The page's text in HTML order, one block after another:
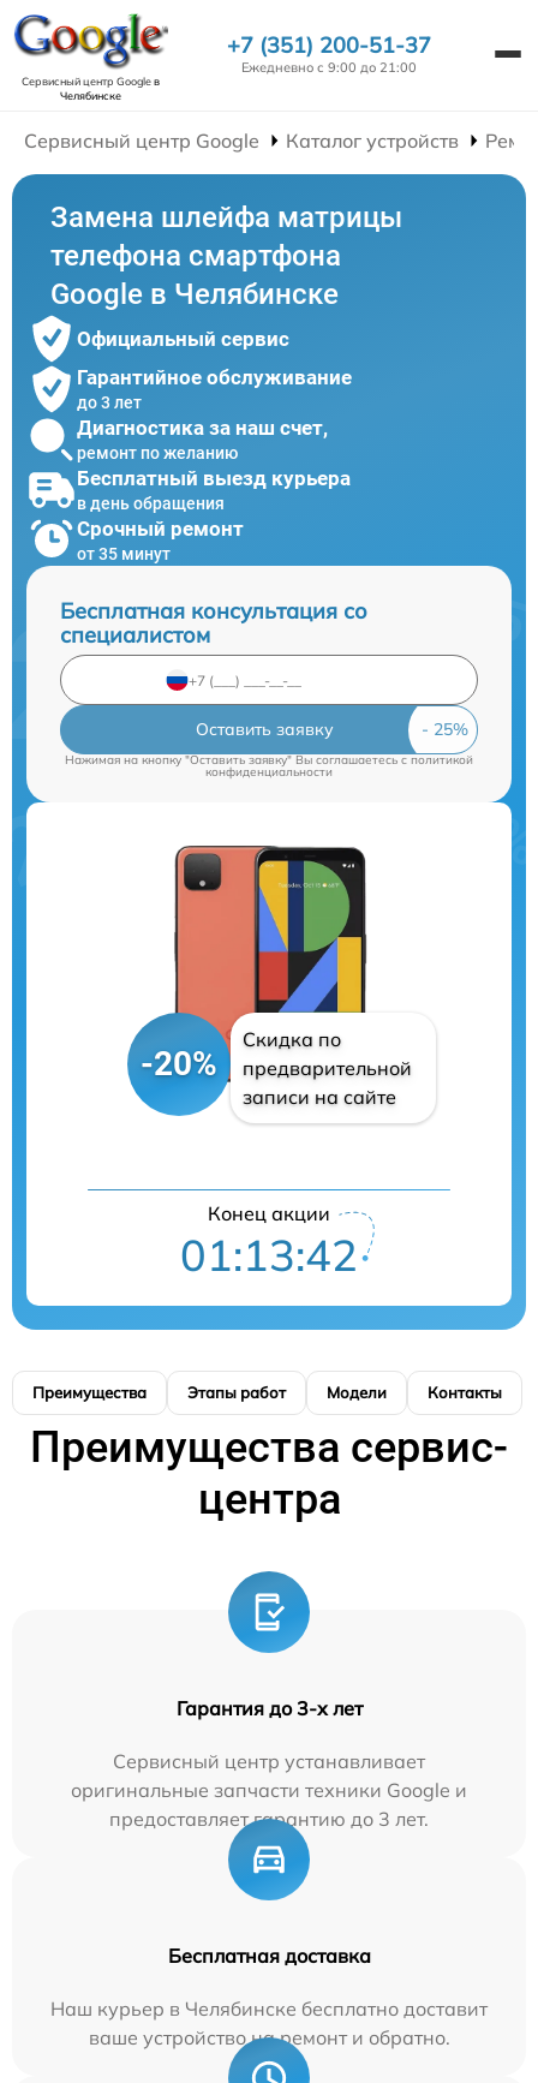
Сервисный центр Googleв
Челябинске
+7 (351) 200-51-37
Ежедневно с 9:00 до 21:00
Сервисный центр Google Каталог устройств
Замена шлейфа матрицы
телефона смартфона
Google в Челябинске
Официальный сервис
Гарантийное обслуживание
до 3 лет
Диагностика за наш счет,
ремонт по желанию
Бесплатный выезд курьера
в день обращения
Срочный ремонт
от 35 минут
Бесплатная консультация со
специалистом
Оставить заявку
Нажимая на кнопку "Оставить заявку" Вы соглашаетесь c политикой
конфиденциальности
-20%
Скидка по
предварительной
записи на сайте
Конец акции
01:13:41
Преимущества Этапы работ Модели Контакты
Преимущества сервис-
центра
Гарантия до 3-х лет
Сервисный центр устанавливает
оригинальные запчасти техники Google и
предоставляет гарантию до 3 лет.
Бесплатная доставка
Наш курьер в Челябинске бесплатно доставит
ваше устройство на ремонт и обратно.